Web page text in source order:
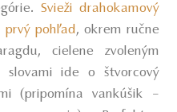
Svieži drahokamový
prvý pohľad, okrem ručne
cielene zvoleným
slovami ide o štvorcový
(pripomína vankúšik –